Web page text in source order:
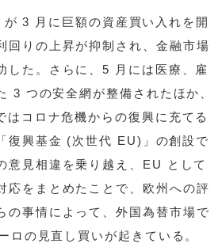
3 月に巨額の資産買い入れを開
回りの上昇が抑制され、金融市場
した。さらに、5 月には医療、雇
3 つの安全網が整備されたほか、
はコロナ危機からの復興に充てる
復興基金 (次世代 EU)」の創設で
意見相違を乗り越え、EU として
応をまとめたことで、欧州への評
の事情によって、外国為替市場で
ロの見直し買いが起きている。